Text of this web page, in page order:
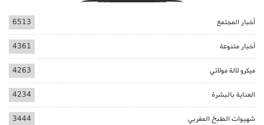
أخبار المجتمع 6513
أخبار متنوعة 4361
ميكرو لالة مولاتي 4263
العناية بالبشرة 4234
شهيوات الطبخ المغربي 3444